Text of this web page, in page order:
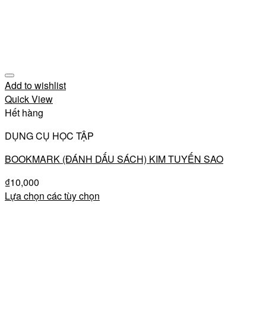
Add to wishlist
Quick View
Hết hàng
DỤNG CỤ HỌC TẬP
BOOKMARK (ĐÁNH DẤU SÁCH) KIM TUYẾN SAO
₫10,000
Lựa chọn các tùy chọn